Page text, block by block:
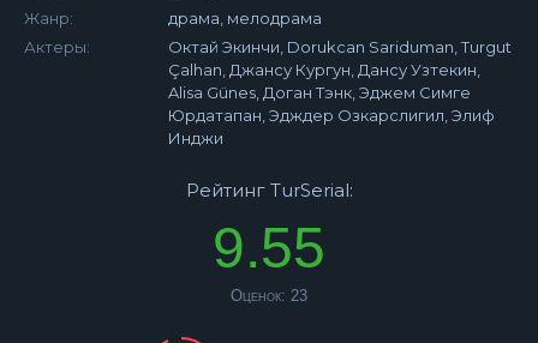
Жанр:
драма, мелодрама
Актеры:
Октай Экинчи, Dorukcan Sariduman, Turgut
Çalhan, Джансу Кургун, Дансу Узтекин,
Alisa Günes, Доган Тэнк, Эджем Симге
Юрдатапан, Эдждер Озкарслигил, Элиф
Инджи
Рейтинг TurSerial:
9.55
Оценок: 23